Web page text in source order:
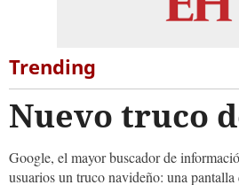
Trending
Nuevo truco
Google, el mayor buscador de
usuarios un truco navideño: una pantalla